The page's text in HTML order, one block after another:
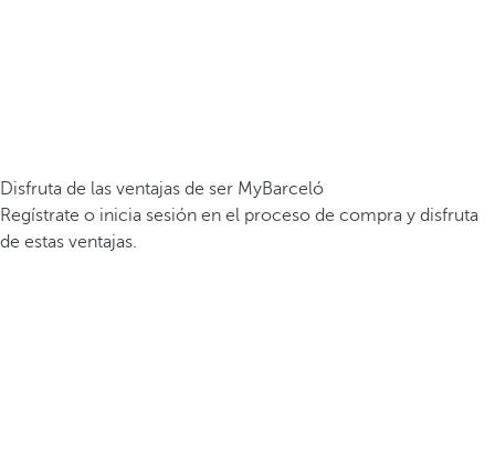
Disfruta de las ventajas de ser MyBarceló
Regístrate o inicia sesión en el proceso de compra y disfruta
de estas ventajas.